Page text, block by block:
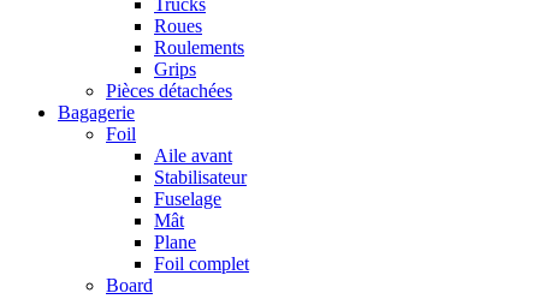
Trucks
Roues
Roulements
Grips
Pièces détachées
Bagagerie
Foil
Aile avant
Stabilisateur
Fuselage
Mât
Plane
Foil complet
Board